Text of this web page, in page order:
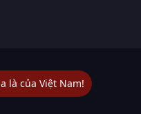
là của Việt Nam!